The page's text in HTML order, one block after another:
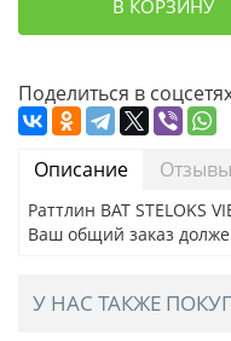
В КОРЗИНУ
Поделиться в
Описание Отзывы
Раттлин BAT STELOKS
Ваш общий заказ
У НАС ТАКЖЕ